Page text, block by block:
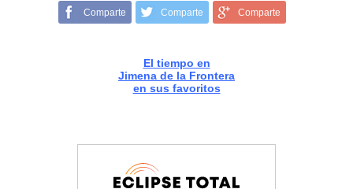
Comparte Comparte Comparte
El tiempo en
Jimena de la Frontera
en sus favoritos